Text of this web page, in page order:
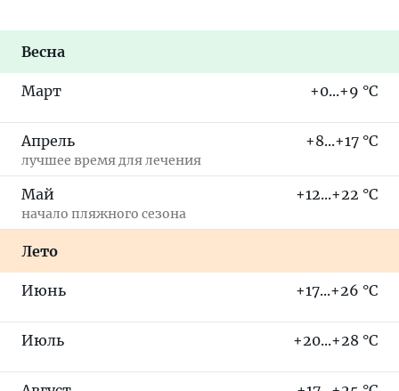
Весна
Март +0...+9 °C
Апрель
лучшее время для лечения
+8...+17 °C
Май
начало пляжного сезона
+12...+22 °C
Лето
Июнь +17...+26 °C
Июль +20...+28 °C